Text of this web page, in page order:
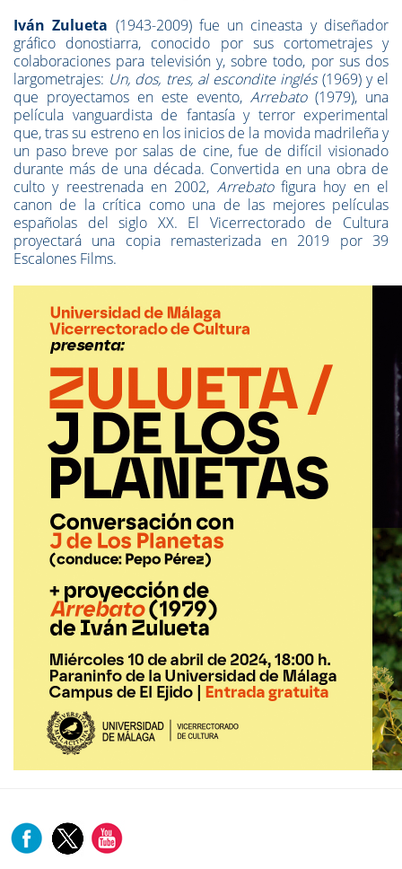
Iván Zulueta (1943-2009) fue un cineasta y diseñador
gráfico donostiarra, conocido por sus cortometrajes y
colaboraciones para televisión y, sobre todo, por sus dos
largometrajes: Un, dos, tres, al escondite inglés(1969) y el
que proyectamos en este evento, Arrebato(1979), una
película vanguardista de fantasía y terror experimental
que, tras su estreno en los inicios de la movida madrileña y
un paso breve por salas de cine, fue de difícil visionado
durante más de una década. Convertida en una obra de
culto y reestrenada en 2002, Arrebatofigura hoy en el
canon de la crítica como una de las mejores películas
españolas del siglo XX. El Vicerrectorado de Cultura
proyectará una copia remasterizada en 2019 por 39
Escalones Films.